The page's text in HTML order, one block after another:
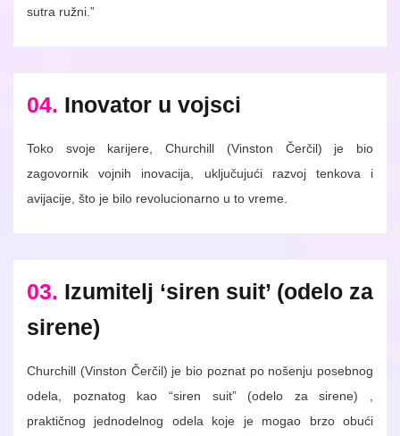
sutra ružni.”
04. Inovator u vojsci
Toko svoje karijere, Churchill (Vinston Čerčil) je bio
zagovornik vojnih inovacija, uključujući razvoj tenkova i
avijacije, što je bilo revolucionarno u to vreme.
03. Izumitelj ‘siren suit’ (odelo za
sirene)
Churchill (Vinston Čerčil) je bio poznat po nošenju posebnog
odela, poznatog kao “siren suit” (odelo za sirene) ,
praktičnog jednodelnog odela koje je mogao brzo obući